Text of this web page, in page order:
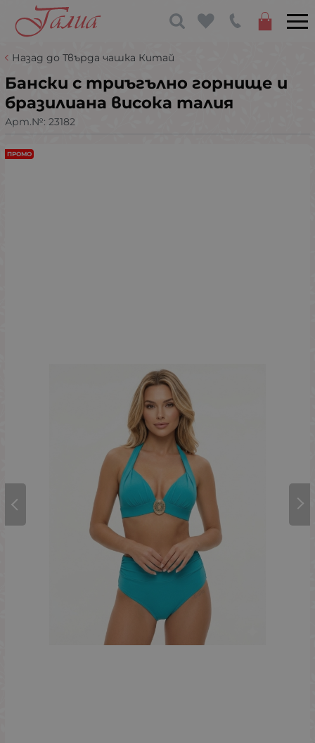
Назад до Твърда чашка Китай
Бански с триъгълно горнище и
бразилиана висока талия
Арт.№: 23182
ПРОМО